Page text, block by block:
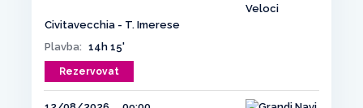
Civitavecchia - T. Imerese
Plavba: 14h 15'
Rezervovat